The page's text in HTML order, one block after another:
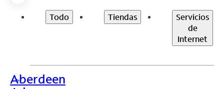
Todo Tiendas
Servicios
de
Internet
>
Aberdeen